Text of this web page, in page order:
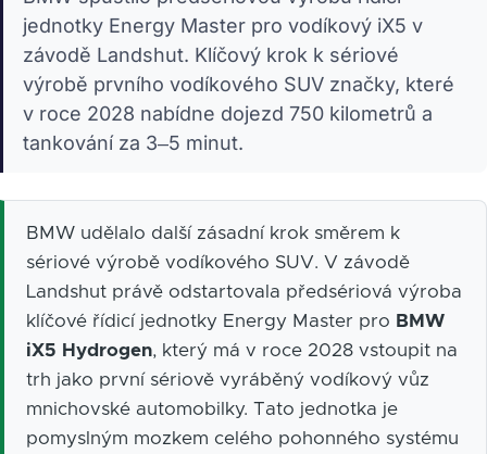
jednotky Energy Master pro vodíkový iX5 v
závodě Landshut. Klíčový krok k sériové
výrobě prvního vodíkového SUV značky, které
v roce 2028 nabídne dojezd 750 kilometrů a
tankování za 3–5 minut.
BMW udělalo další zásadní krok směrem k
sériové výrobě vodíkového SUV. V závodě
Landshut právě odstartovala předsériová výroba
klíčové řídicí jednotky Energy Master pro BMW
iX5 Hydrogen, který má v roce 2028 vstoupit na
trh jako první sériově vyráběný vodíkový vůz
mnichovské automobilky. Tato jednotka je
pomyslným mozkem celého pohonného systému